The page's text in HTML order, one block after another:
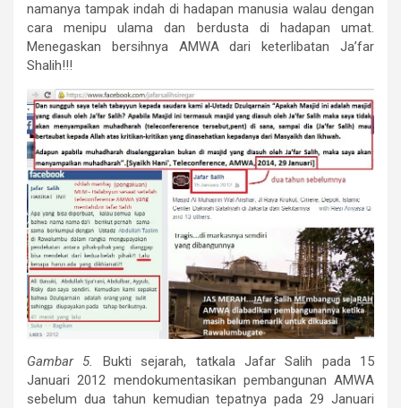
namanya tampak indah di hadapan manusia walau dengan
cara menipu ulama dan berdusta di hadapan umat.
Menegaskan bersihnya AMWA dari keterlibatan Ja’far
Shalih!!!
Gambar 5.
Bukti sejarah, tatkala Jafar Salih pada 15
Januari 2012 mendokumentasikan pembangunan AMWA
sebelum dua tahun kemudian tepatnya pada 29 Januari